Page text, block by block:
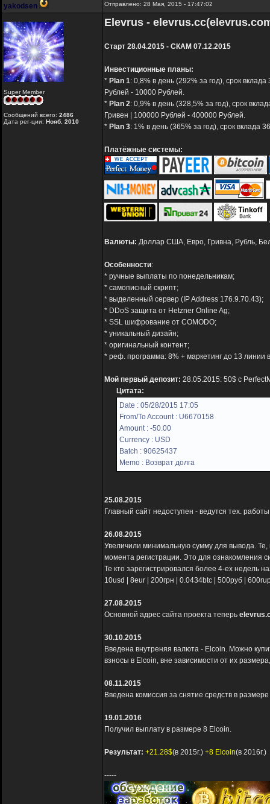
yakodsen Отправлено: 28 Мая, 2015 - 17:47:02
Super Member
Сообщений всего: 2486
Дата рег-ции: Нояб. 2010
Elevrus -
Старт 28.04.2015 - СКАМ 07.12.2015
Инвестиционные планы:
* Plan 1: 0,8% в день (292% за год), срок
Рублей - 10000 Рублей.
* Plan 2: 0,9% в день (328,5% за год), срок
Гривен | 100000 Рублей - 400000 Рублей.
* Plan 3: 1% в день (365% за год), срок вклада
Платёжные системы:
Валюты: Доллар США, Евро, Гривна, Рубль,
Особенности:
* ручные выплаты по понедельникам;
* самописный скрипт;
* выделенный сервер (IP Address 176.9.70.43);
* DDoS защита от Hetzner Online Ag;
* SSL шифрование от COMODO;
* уникальный дизайн;
* оригинальный контент;
* реф. программа: 8% + маркетинг до 13 линии в
Мой первый депозит: 28.05.2015: 50$ с
Цитата:
Date : 05/28/2015 17:05
From/To Account : U6670158
Amount : -50.00
Currency : USD
Batch : 90625437
Memo : Возврат долга
25.08.2015
Главный сайт недоступен - ведутся тех.
26.08.2015
Увеличили минимальную сумму для вывода.
момента регистрации. Это для ознакомления
Те кто зарегистрировался более 4-ех недель
10usd | 8eur | 200грн | 0.0434btc | 500руб |
27.08.2015
Основной адрес сайта проекта теперь
30.10.2015
Введена внутреняя валюта - Elcoin. Можно
взносы в Elcoin, вне зависимости от их
08.11.2015
Введена комиссия за снятие средств в
19.01.2016
Получил выплату в размере 8 Elcoin.
Результат: +21.28$(в 2015г.) +8 Elcoin(в 2016г.)
-----